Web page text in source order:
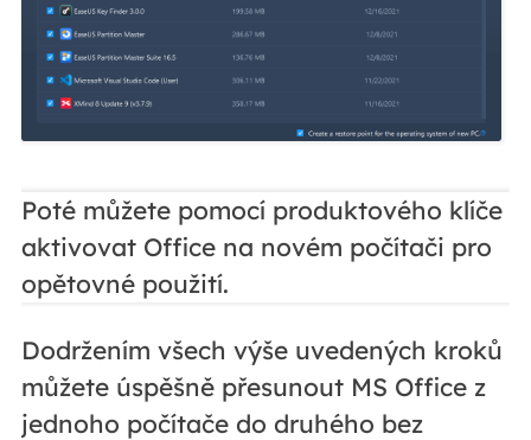
Poté můžete pomocí produktového klíče
aktivovat Office na novém počítači pro
opětovné použití.
Dodržením všech výše uvedených kroků
můžete úspěšně přesunout MS Office z
jednoho počítače do druhého bez